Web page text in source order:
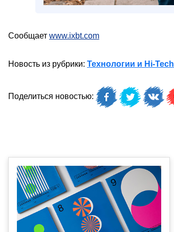
Сообщает www.ixbt.com
Новость из рубрики: Технологии и Hi-Tech
Поделиться новостью: